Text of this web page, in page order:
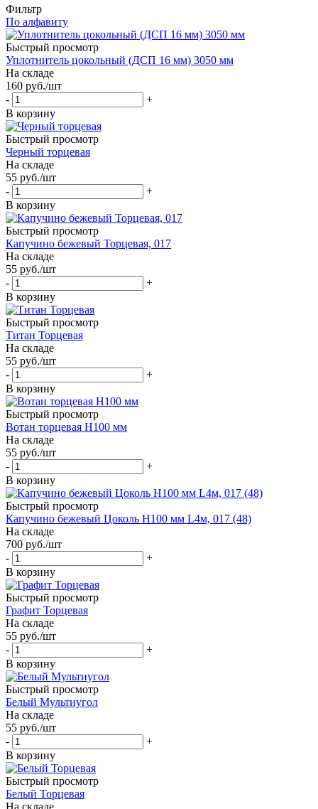
Фильтр
По алфавиту
Быстрый просмотр
Уплотнитель цокольный (ДСП 16 мм) 3050 мм
На складе
160 руб./шт
-
+
В корзину
Быстрый просмотр
Черный торцевая
На складе
55 руб./шт
-
+
В корзину
Быстрый просмотр
Капучино бежевый Торцевая, 017
На складе
55 руб./шт
-
+
В корзину
Быстрый просмотр
Титан Торцевая
На складе
55 руб./шт
-
+
В корзину
Быстрый просмотр
Вотан торцевая Н100 мм
На складе
55 руб./шт
-
+
В корзину
Быстрый просмотр
Капучино бежевый Цоколь Н100 мм L4м, 017 (48)
На складе
700 руб./шт
-
+
В корзину
Быстрый просмотр
Графит Торцевая
На складе
55 руб./шт
-
+
В корзину
Быстрый просмотр
Белый Мультиугол
На складе
55 руб./шт
-
+
В корзину
Быстрый просмотр
Белый Торцевая
На складе